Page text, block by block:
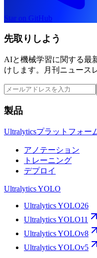
Star on GitHub
先取りしよう
AIと機械学習に関する最
けします。月刊ニュース
製品
Ultralyticsプラットフォー
アノテーション
トレーニング
デプロイ
Ultralytics YOLO
Ultralytics YOLO26
Ultralytics YOLO11
Ultralytics YOLOv8
Ultralytics YOLOv5